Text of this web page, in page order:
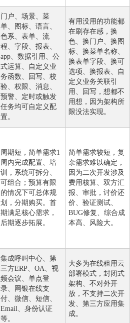
门户、场景、菜
单、图标、语言、
色系、表单、流
程、字段、报表、
app、数据引用、公
式运算、自定义业
务函数、回写、校
验、权限、消息、
预警、定时或触发
任务均可自定义配
置。
有用没用的功能都
在刷存在感，换
色、换门户、换图
标、换菜单名称、
换表单字段、换可
选项、换报表、自
定义业务关联引
用、回写，想都不
用想，因为架构所
限没法实现。
周期短，简单需求1
周内完成配置、培
训，系统可拆分、
可组合；预算有限
的情况下可总体规
划，分期购买。首
期满足核心需求，
后期逐步拓展。
简单需求较短，复
杂需求难以确定，
因为二次开发涉及
费用核算、双方汇
报、审批，讨价还
价、验证测试、
BUG修复、综合成
本高、风险大。
集成呼叫中心、第
三方ERP、OA、视
频会议、单点登
录、网银在线支
付、微信、短信、
Email、身份认证
等。
大多为在线租用云
部署模式，封闭式
架构、不对外开
放，不支持二次开
发、第三方应用集
成。